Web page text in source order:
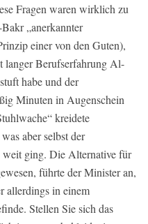
Fragen waren wirklich zu
„anerkannter
einer von den Guten),
langer Berufserfahrung Al-
habe und der
Minuten in Augenschein
kreidete
aber selbst der
weit ging. Die Alternative für
führte der Minister an,
allerdings in einem
Stellen Sie sich das